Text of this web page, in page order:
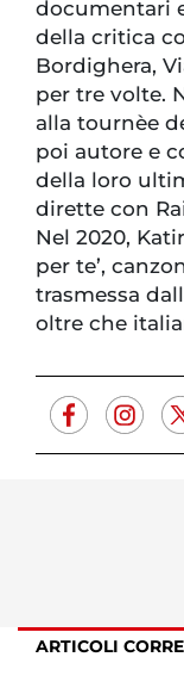
documentari
della critica
Bordighera,
per tre volte.
alla tournèe
poi autore e
della loro
dirette con
Nel 2020,
per te’,
trasmessa
oltre che
ARTICOLI